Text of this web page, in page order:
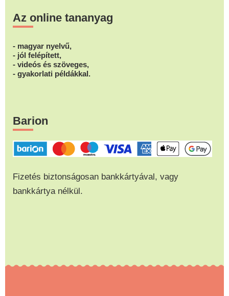
Az online tananyag
- magyar nyelvű,
- jól felépített,
- videós és szöveges,
- gyakorlati példákkal.
Barion
Fizetés biztonságosan bankkártyával, vagy
bankkártya nélkül.